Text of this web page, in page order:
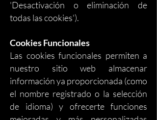
'Desactivación o eliminación de
todas las cookies').
Cookies Funcionales
Las cookies funcionales permiten a
nuestro sitio web almacenar
información ya proporcionada (como
el nombre registrado o la selección
de idioma) y ofrecerte funciones